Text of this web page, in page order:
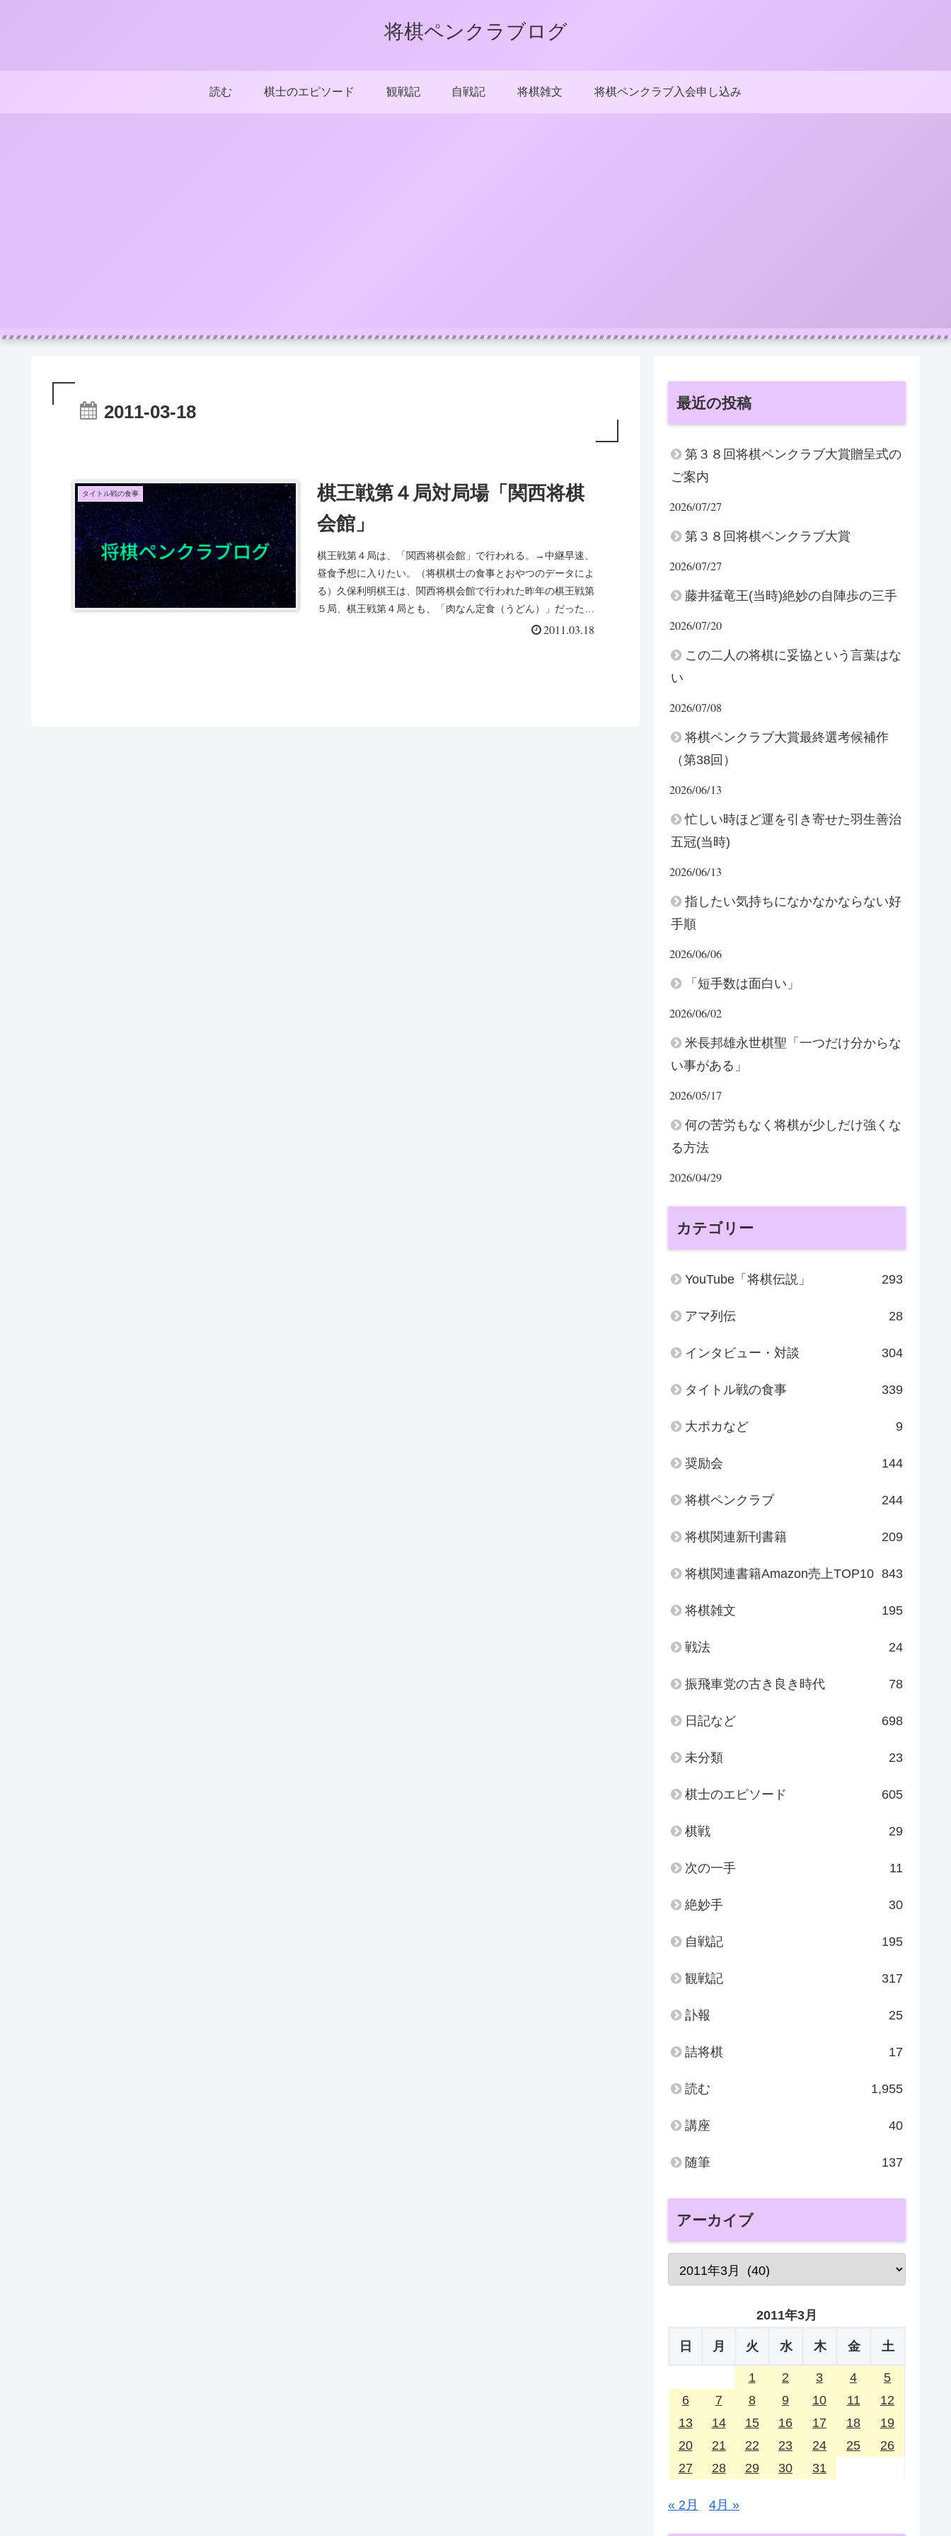
将棋ペンクラブログ
読む 棋士のエピソード 観戦記 自戦記 将棋雑文 将棋ペンクラブ入会申し込み
2011-03-18
タイトル戦の食事
棋王戦第４局対局場「関西将棋
会館」
棋王戦第４局は、「関西将棋会館」で行われる。→中継早速、
昼食予想に入りたい。（将棋棋士の食事とおやつのデータによ
る）久保利明棋王は、関西将棋会館で行われた昨年の棋王戦第
５局、棋王戦第４局とも、「肉なん定食（うどん）」だった。
2011.03.18
最近の投稿
第３８回将棋ペンクラブ大賞贈呈式の
ご案内
2026/07/27
第３８回将棋ペンクラブ大賞
2026/07/27
藤井猛竜王(当時)絶妙の自陣歩の三手
2026/07/20
この二人の将棋に妥協という言葉はな
い
2026/07/08
将棋ペンクラブ大賞最終選考候補作
（第38回）
2026/06/13
忙しい時ほど運を引き寄せた羽生善治
五冠(当時)
2026/06/13
指したい気持ちになかなかならない好
手順
2026/06/06
「短手数は面白い」
2026/06/02
米長邦雄永世棋聖「一つだけ分からな
い事がある」
2026/05/17
何の苦労もなく将棋が少しだけ強くな
る方法
2026/04/29
カテゴリー
YouTube「将棋伝説」 293
アマ列伝 28
インタビュー・対談 304
タイトル戦の食事 339
大ポカなど 9
奨励会 144
将棋ペンクラブ 244
将棋関連新刊書籍 209
将棋関連書籍Amazon売上TOP10 843
将棋雑文 195
戦法 24
振飛車党の古き良き時代 78
日記など 698
未分類 23
棋士のエピソード 605
棋戦 29
次の一手 11
絶妙手 30
自戦記 195
観戦記 317
訃報 25
詰将棋 17
読む 1,955
講座 40
随筆 137
アーカイブ
2011年3月
日 月 火 水 木 金 土
1 2 3 4
5
6
7 8 9 10 11
12
13
14 15 16 17 18
19
20
21 22 23 24 25
26
27
28 29 30 31
« 2月 4月 »